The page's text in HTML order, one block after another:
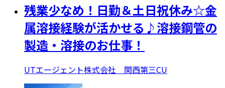
残業少なめ！日勤＆土日祝休み☆金
属溶接経験が活かせる♪溶接鋼管の
製造・溶接のお仕事！
UTエージェント株式会社 関西第三CU